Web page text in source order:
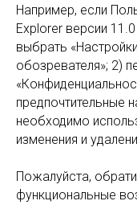
Например, если
Explorer версии
выбрать
обозревателя»; 2)
предпочтительные
необходимо
изменения и
Пожалуйста,
функциональные